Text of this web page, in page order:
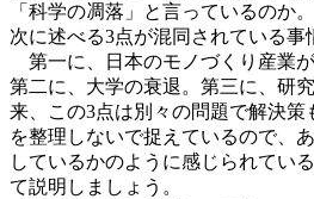
「科学の凋落」と言っているのか
次に述べる3点が混同されている事
第一に、日本のモノづくり産業が
第二に、大学の衰退。第三に、研
来、この3点は別々の問題で解決策
を整理しないで捉えているので、
しているかのように感じられてい
て説明しましょう。